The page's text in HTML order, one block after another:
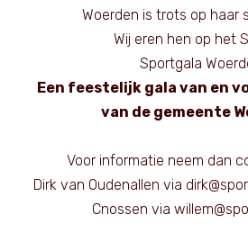
Woerden is trots op haar
Wij eren hen op het
Sportgala
Een feestelijk gala van en
van de gemeente
Voor informatie neem dan
Dirk van Oudenallen via
Cnossen via